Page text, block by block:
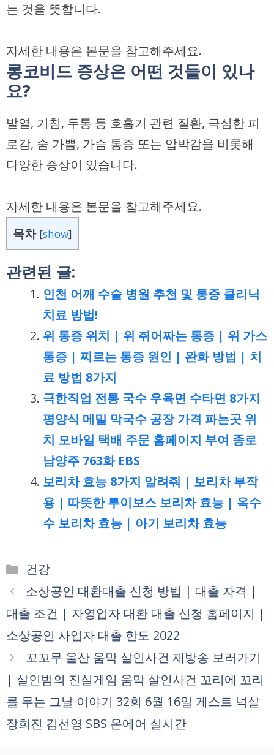
는 것을 뜻합니다.
자세한 내용은 본문을 참고해주세요.
롱코비드 증상은 어떤 것들이 있나
요?
발열, 기침, 두통 등 호흡기 관련 질환, 극심한 피
로감, 숨 가쁨, 가슴 통증 또는 압박감을 비롯해
다양한 증상이 있습니다.
자세한 내용은 본문을 참고해주세요.
목차 [show]
관련된 글:
인천 어깨 수술 병원 추천 및 통증 클리닉
치료 방법!
위 통증 위치 | 위 쥐어짜는 통증 | 위 가스
통증 | 찌르는 통증 원인 | 완화 방법 | 치
료 방법 8가지
극한직업 전통 국수 우육면 수타면 8가지
평양식 메밀 막국수 공장 가격 파는곳 위
치 모바일 택배 주문 홈페이지 부여 종로
남양주 763화 EBS
보리차 효능 8가지 알려줘 | 보리차 부작
용 | 따뜻한 루이보스 보리차 효능 | 옥수
수 보리차 효능 | 아기 보리차 효능
카
테
리
건강
소상공인 대환대출 신청 방법 | 대출 자격 |
대출 조건 | 자영업자 대환 대출 신청 홈페이지 |
소상공인 사업자 대출 한도 2022
꼬꼬무 울산 움막 살인사건 재방송 보러가기
| 살인범의 진실게임 움막 살인사건 꼬리에 꼬리
를 무는 그날 이야기 32회 6월 16일 게스트 넉살
장희진 김선영 SBS 온에어 실시간